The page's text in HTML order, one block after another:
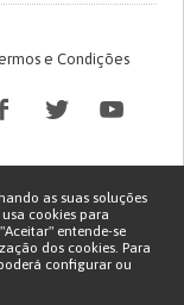
e Condições
as suas soluções
cookies para
entende-se
dos cookies. Para
configurar ou